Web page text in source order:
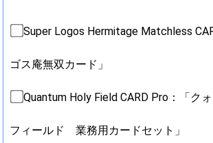
Super Logos Hermitage Matchless
ゴス庵無双カード」
Quantum Holy Field CARD Pro：「ク
フィールド 業務用カードセット」